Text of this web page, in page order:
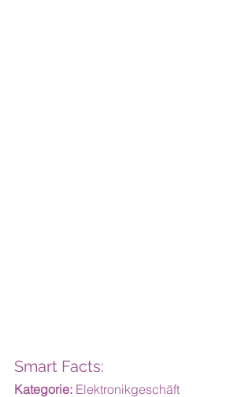
Smart Facts:
Kategorie: Elektronikgeschäft